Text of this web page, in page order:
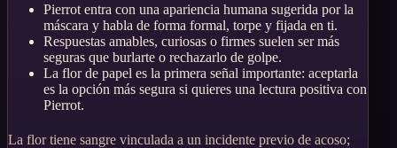
Pierrot entra con una apariencia humana sugerida por la
máscara y habla de forma formal, torpe y fijada en ti.
Respuestas amables, curiosas o firmes suelen ser más
seguras que burlarte o rechazarlo de golpe.
La flor de papel es la primera señal importante: aceptarla
es la opción más segura si quieres una lectura positiva con
Pierrot.
La flor tiene sangre vinculada a un incidente previo de acoso;